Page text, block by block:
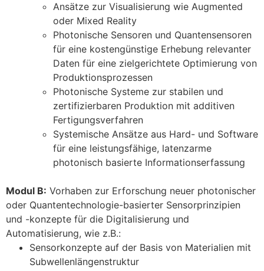
Ansätze zur Visualisierung wie Augmented
oder Mixed Reality
Photonische Sensoren und Quantensensoren
für eine kostengünstige Erhebung relevanter
Daten für eine ziel­gerichtete Optimierung von
Produktionsprozessen
Photonische Systeme zur stabilen und
zertifizierbaren Produktion mit additiven
Fertigungsverfahren
Systemische Ansätze aus Hard- und Software
für eine leistungsfähige, latenzarme
photonisch basierte Informationserfassung
Modul B: Vorhaben zur Erforschung neuer photonischer
oder Quantentechnologie-basierter Sensorprinzipien
und -konzepte für die Digitalisierung und
Automatisierung, wie z.B.:
Sensorkonzepte auf der Basis von Materialien mit
Subwellenlängenstruktur